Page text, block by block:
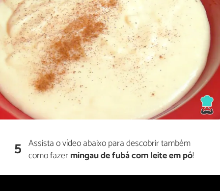
5 Assista o vídeo abaixo para descobrir também
como fazermingau de fubá com leite em pó!